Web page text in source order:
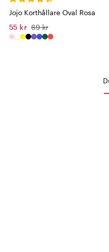
Jojo Korthållare Oval Rosa
55 kr 69 kr